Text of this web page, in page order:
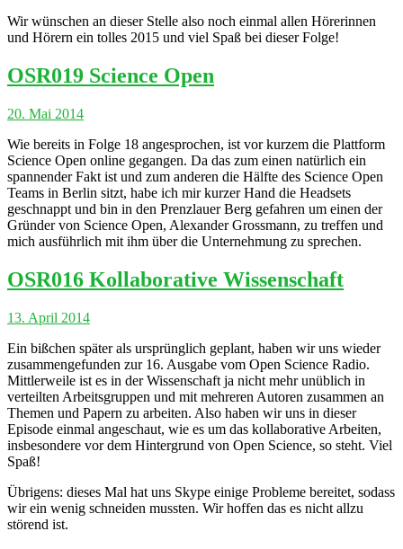
Wir wünschen an dieser Stelle also noch einmal allen Hörerinnen
und Hörern ein tolles 2015 und viel Spaß bei dieser Folge!
OSR019 Science Open
20. Mai 2014
Wie bereits in Folge 18 angesprochen, ist vor kurzem die Plattform
Science Open online gegangen. Da das zum einen natürlich ein
spannender Fakt ist und zum anderen die Hälfte des Science Open
Teams in Berlin sitzt, habe ich mir kurzer Hand die Headsets
geschnappt und bin in den Prenzlauer Berg gefahren um einen der
Gründer von Science Open, Alexander Grossmann, zu treffen und
mich ausführlich mit ihm über die Unternehmung zu sprechen.
OSR016 Kollaborative Wissenschaft
13. April 2014
Ein bißchen später als ursprünglich geplant, haben wir uns wieder
zusammengefunden zur 16. Ausgabe vom Open Science Radio.
Mittlerweile ist es in der Wissenschaft ja nicht mehr unüblich in
verteilten Arbeitsgruppen und mit mehreren Autoren zusammen an
Themen und Papern zu arbeiten. Also haben wir uns in dieser
Episode einmal angeschaut, wie es um das kollaborative Arbeiten,
insbesondere vor dem Hintergrund von Open Science, so steht. Viel
Spaß!
Übrigens: dieses Mal hat uns Skype einige Probleme bereitet, sodass
wir ein wenig schneiden mussten. Wir hoffen das es nicht allzu
störend ist.